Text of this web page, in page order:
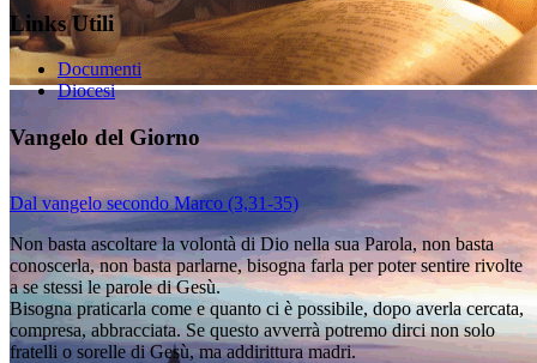
Links Utili
Documenti
Diocesi
Vangelo del Giorno
Dal vangelo secondo Marco (3,31-35)
Non basta ascoltare la volontà di Dio nella sua Parola, non basta
conoscerla, non basta parlarne, bisogna farla per poter sentire rivolte
a se stessi le parole di Gesù.
Bisogna praticarla come e quanto ci è possibile, dopo averla cercata,
compresa, abbracciata. Se questo avverrà potremo dirci non solo
fratelli o sorelle di Gesù, ma addirittura madri.